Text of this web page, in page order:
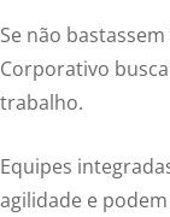
Se não
Corporativo
trabalho.
Equipes
agilidade e